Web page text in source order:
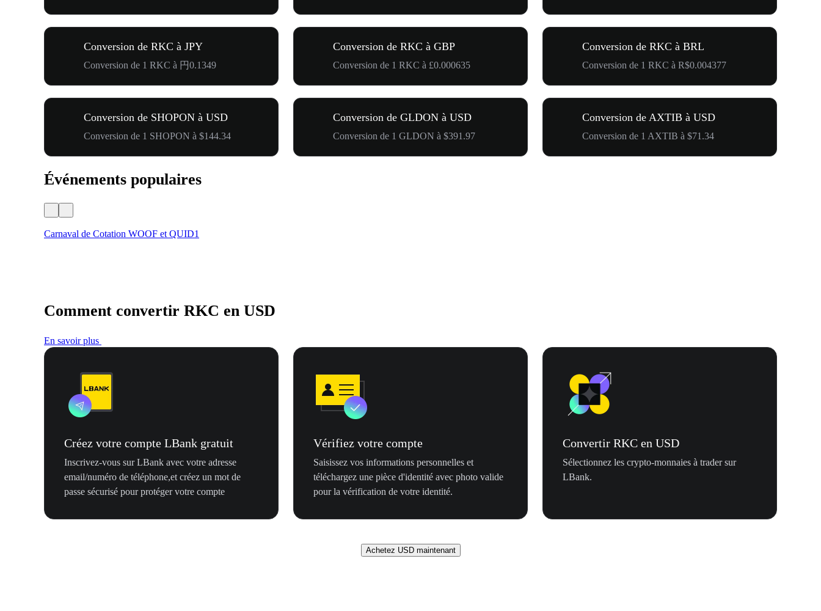
Conversion de RKC à JPY
Conversion de 1 RKC à 円0.1349
Conversion de RKC à GBP
Conversion de 1 RKC à £0.000635
Conversion de RKC à BRL
Conversion de 1 RKC à R$0.004377
Conversion de SHOPON à USD
Conversion de 1 SHOPON à $144.34
Conversion de GLDON à USD
Conversion de 1 GLDON à $391.97
Conversion de AXTIB à USD
Conversion de 1 AXTIB à $71.34
Événements populaires
Carnaval de Cotation WOOF et QUID1
Comment convertir RKC en USD
En savoir plus
Créez votre compte LBank gratuit
Inscrivez-vous sur LBank avec votre adresse
email/numéro de téléphone,et créez un mot de
passe sécurisé pour protéger votre compte
Vérifiez votre compte
Saisissez vos informations personnelles et
téléchargez une pièce d'identité avec photo valide
pour la vérification de votre identité.
Convertir RKC en USD
Sélectionnez les crypto-monnaies à trader sur
LBank.
Achetez USD maintenant